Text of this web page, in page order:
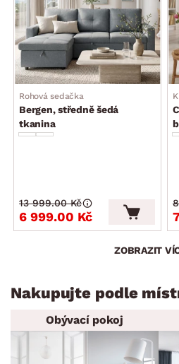
Rohová sedačka
Bergen, středně šedá
tkanina
6 999.00 Kč
13 999.00 Kč
ZOBRAZIT
Nakupujte podle
Obývací pokoj